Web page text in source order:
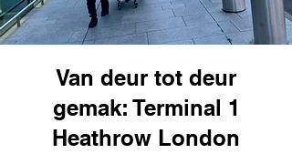
Van deur tot deur
gemak: Terminal 1
Heathrow London